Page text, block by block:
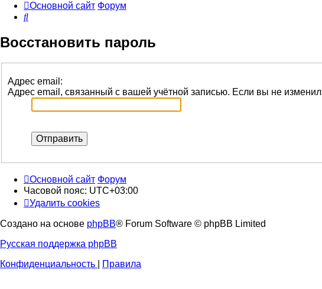
Основной сайт Форум
Поиск
Восстановить пароль
Адрес email:
Адрес email, связанный с вашей учётной записью. Если вы не
Основной сайт Форум
Часовой пояс: UTC+03:00
Удалить cookies
Создано на основе phpBB® Forum Software © phpBB Limited
Русская поддержка phpBB
Конфиденциальность
Правила